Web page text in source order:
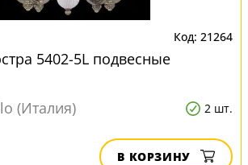
21264
5402-5L подвесные
(Италия) 2 шт.
В КОРЗИНУ